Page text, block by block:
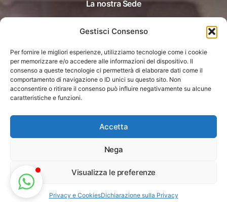
Gestisci Consenso
Per fornire le migliori esperienze, utilizziamo tecnologie come i cookie
per memorizzare e/o accedere alle informazioni del dispositivo. Il
consenso a queste tecnologie ci permetterà di elaborare dati come il
comportamento di navigazione o ID unici su questo sito. Non
acconsentire o ritirare il consenso può influire negativamente su alcune
caratteristiche e funzioni.
Accetta
Nega
Visualizza le preferenze
Privacy e CookiesDichiarazione sulla Privacy
La nostra Sede
Dossobuono (Verona)
© Copyright 2026 Acons srl Unipersonale ®
Via Staffali, 44/H 37062, Dossobuono di Villafranca (VR) | PI: